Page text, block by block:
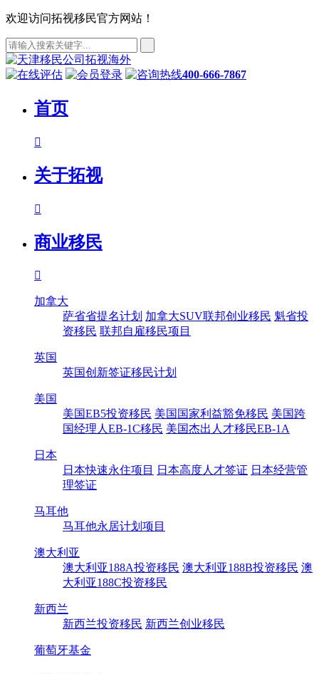
欢迎访问拓视移民官方网站！
400-666-7867
首页

关于拓视

商业移民

加拿大
萨省省提名计划 加拿大SUV联邦创业移民 魁省投
资移民 联邦自雇移民项目
英国
英国创新签证移民计划
美国
美国EB5投资移民 美国国家利益豁免移民 美国跨
国经理人EB-1C移民 美国杰出人才移民EB-1A
日本
日本快速永住项目
日本高度人才签证 日本经营管
理签证
马耳他
马耳他永居计划项目
澳大利亚
澳大利亚188A投资移民 澳大利亚188B投资移民 澳
大利亚188C投资移民
新西兰
新西兰投资移民 新西兰创业移民
葡萄牙基金